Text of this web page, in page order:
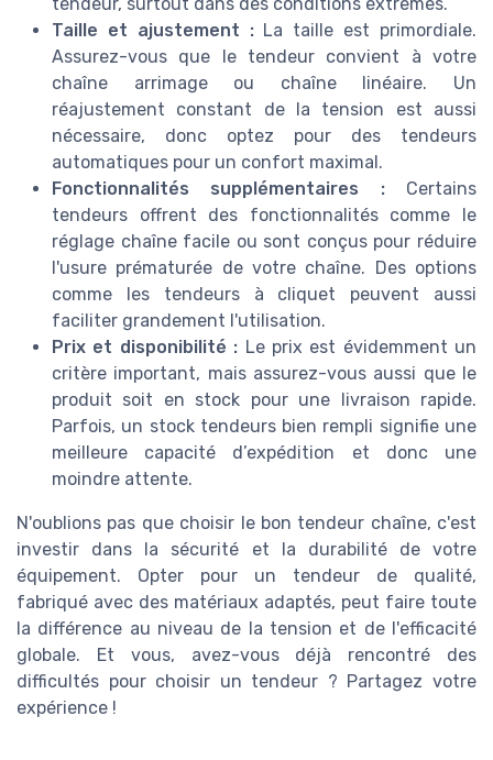
Taille et ajustement :La taille est primordiale.
Assurez-vous que le tendeur convient à votre
chaîne arrimage ou chaîne linéaire. Un
réajustement constant de la tension est aussi
nécessaire, donc optez pour des tendeurs
automatiques pour un confort maximal.
Fonctionnalités supplémentaires :Certains
tendeurs offrent des fonctionnalités comme le
réglage chaîne facile ou sont conçus pour réduire
l'usure prématurée de votre chaîne. Des options
comme les tendeurs à cliquet peuvent aussi
faciliter grandement l'utilisation.
Prix et disponibilité : Le prix est évidemment un
critère important, mais assurez-vous aussi que le
produit soit en stock pour une livraison rapide.
Parfois, un stock tendeurs bien rempli signifie une
meilleure capacité d’expédition et donc une
moindre attente.
N'oublions pas que choisir le bon tendeur chaîne, c'est
investir dans la sécurité et la durabilité de votre
équipement. Opter pour un tendeur de qualité,
fabriqué avec des matériaux adaptés, peut faire toute
la différence au niveau de la tension et de l'efficacité
globale. Et vous, avez-vous déjà rencontré des
difficultés pour choisir un tendeur ? Partagez votre
expérience !